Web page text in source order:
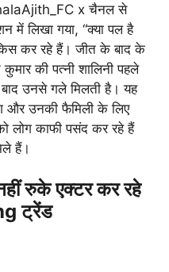
x चैनल से
में लिखा गया, “क्या पल है
कर रहे हैं। जीत के बाद के
की पत्नी शालिनी पहले
उनसे गले मिलती है। यह
और उनकी फैमिली के लिए
लोग काफी पसंद कर रहे हैं
हैं।
रुके एक्टर कर रहे
ट्रेंड